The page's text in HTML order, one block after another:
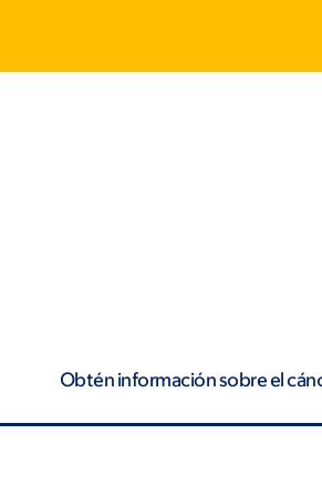
Obtén información sobre el